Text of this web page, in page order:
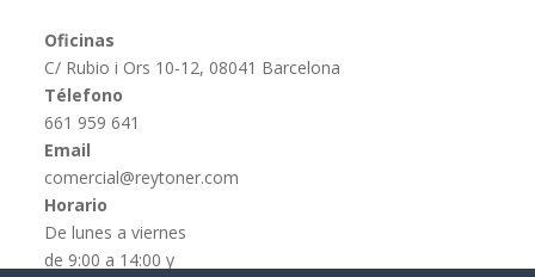
Oficinas
C/ Rubio i Ors 10-12, 08041 Barcelona
Télefono
661 959 641
Email
comercial@reytoner.com
Horario
De lunes a viernes
de 9:00 a 14:00 y